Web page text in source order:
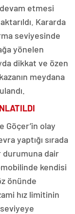
etmesi
Kararda
seviyesinde
yönelen
dikkat ve özen
meydana
Göçer’in olay
yaptığı sırada
durumuna dair
kendisi
önünde
hız limitinin